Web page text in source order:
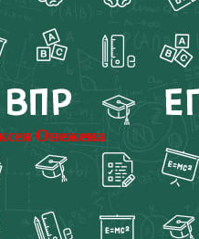
Онежена